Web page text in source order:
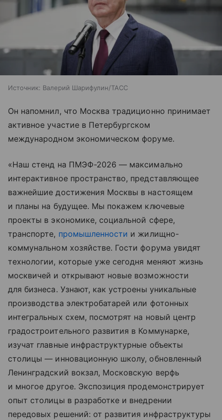
Источник: Валерий Шарифулин/ТАСС
Он напомнил, что Москва традиционно принимает
активное участие в Петербургском
международном экономическом форуме.
«Наш стенд на ПМЭФ-2026 — максимально
интерактивное пространство, представляющее
важнейшие достижения Москвы в настоящем
и планы на будущее. Мы покажем ключевые
проекты в экономике, социальной сфере,
транспорте, промышленности и жилищно-
коммунальном хозяйстве. Гости форума увидят
технологии, которые уже сегодня меняют жизнь
москвичей и открывают новые возможности
для бизнеса. Узнают, как устроены уникальные
производства электробатарей или фотонных
интегральных схем, посмотрят на новый центр
градостроительного развития в Коммунарке,
изучат главные инфраструктурные объекты
столицы — инновационную школу, обновленный
Ленинградский вокзал, Московскую верфь
и многое другое. Экспозиция продемонстрирует
опыт столицы в разработке и внедрении
передовых решений: от развития инфраструктуры